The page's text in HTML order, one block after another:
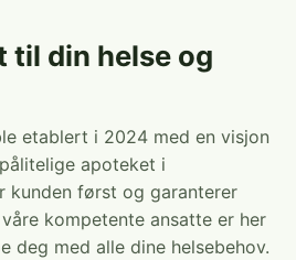
til din helse og
etablert i 2024 med en visjon
apoteket i
kunden først og garanterer
kompetente ansatte er her
deg med alle dine helsebehov.